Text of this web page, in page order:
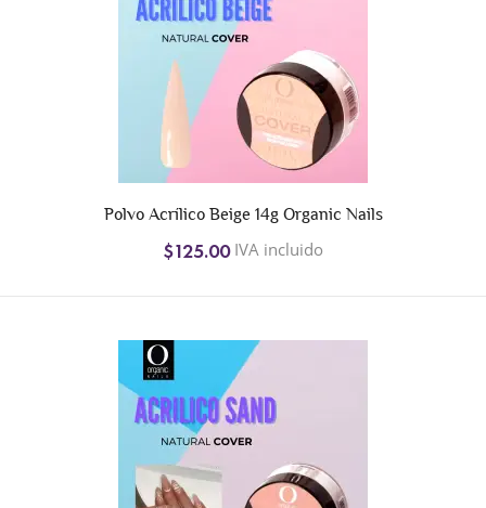
Polvo Acrílico Beige 14g Organic Nails
$125.00IVA incluido